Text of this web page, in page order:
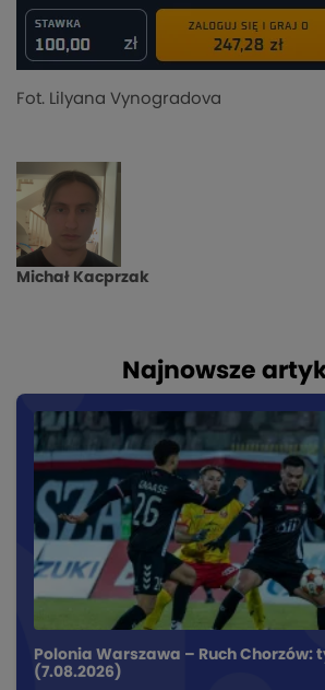
Fot. Lilyana Vynogradova
Michał Kacprzak
Najnowsze
Polonia Warszawa – Ruch Chorzów:
(7.08.2026)